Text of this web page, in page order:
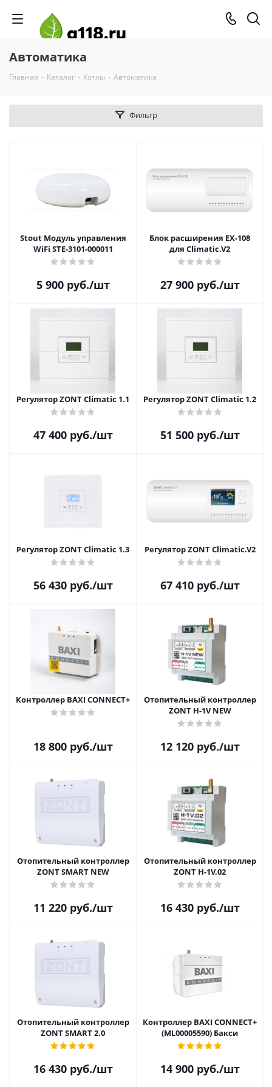
Автоматика
Главная - Каталог - Котлы - Автоматика
Фильтр
Stout Модуль управления
WiFi STE-3101-000011
5 900руб./шт
Блок расширения EX-108
для Climatic.V2
27 900руб./шт
Регулятор ZONT Climatic 1.1
47 400руб./шт
Регулятор ZONT Climatic 1.2
51 500руб./шт
Регулятор ZONT Climatic 1.3
56 430руб./шт
Регулятор ZONT Climatic.V2
67 410руб./шт
Контроллер BAXI CONNECT+
18 800руб./шт
Отопительный контроллер
ZONT H-1V NEW
12 120руб./шт
Отопительный контроллер
ZONT SMART NEW
11 220руб./шт
Отопительный контроллер
ZONT H-1V.02
16 430руб./шт
Отопительный контроллер
ZONT SMART 2.0
16 430руб./шт
Контроллер BAXI CONNECT+
(ML00005590) Бакси
14 900руб./шт